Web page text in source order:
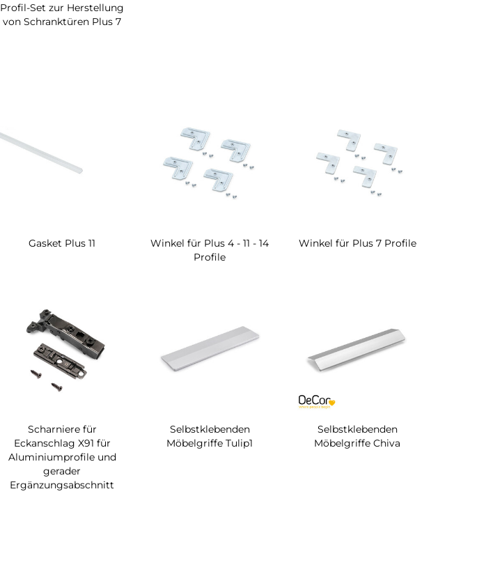
Profil-Set zur Herstellung
von Schranktüren Plus 7
Gasket Plus 11
Winkel für Plus 4 - 11 - 14
Profile
Winkel für Plus 7 Profile
Scharniere für
Eckanschlag X91 für
Aluminiumprofile und
gerader
Ergänzungsabschnitt
Selbstklebenden
Möbelgriffe Tulip1
Selbstklebenden
Möbelgriffe Chiva